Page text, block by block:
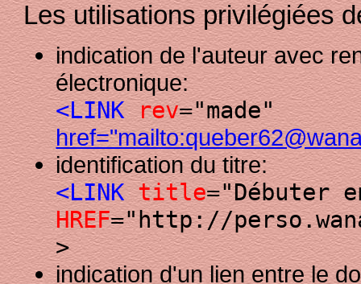
Les utilisations privilégiées
indication de l'auteur avec
électronique:
<LINK rev="made"
identification du titre:
<LINK title="Débuter
HREF="http://
>
indication d'un lien entre le